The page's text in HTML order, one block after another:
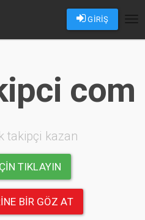
GİRİŞ
com
takipçi kazan
TIKLAYIN
BIR GÖZ AT